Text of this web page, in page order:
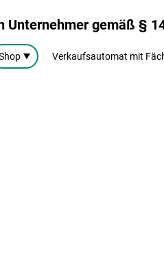
Unternehmer gemäß §
Verkaufsautomat mit